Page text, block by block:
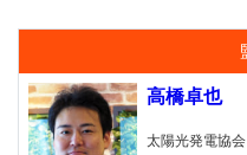
高橋卓也
太陽光発電協